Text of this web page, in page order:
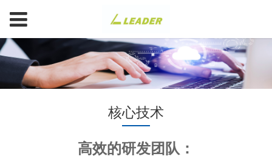
核心技术
高效的研发团队：